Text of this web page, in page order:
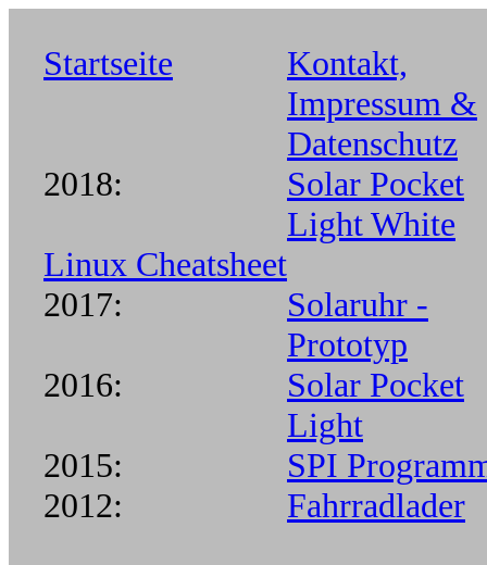
Startseite
Kontakt,
Impressum &
Datenschutz
2018:
Solar Pocket
Light White
Linux Cheatsheet
2017:
Solaruhr -
Prototyp
2016:
Solar Pocket
Light
2015:
SPI
2012:
Fahrradlader